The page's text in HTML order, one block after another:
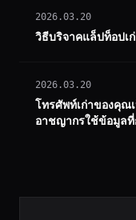
2026.03.20
วิธีบริจาคแล็ปท็อปเ
2026.03.20
โทรศัพท์เก่าของคุณ
อาชญากรใช้ข้อมูลที่